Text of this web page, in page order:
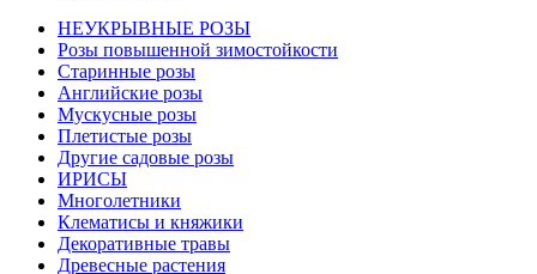
НЕУКРЫВНЫЕ РОЗЫ
Розы повышенной зимостойкости
Старинные розы
Английские розы
Мускусные розы
Плетистые розы
Другие садовые розы
ИРИСЫ
Многолетники
Клематисы и княжики
Декоративные травы
Древесные растения